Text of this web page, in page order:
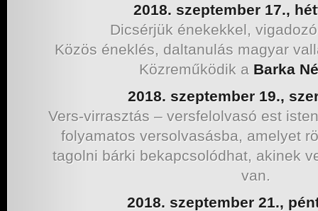
2018. szeptember 17.,
Dicsérjük énekekkel,
Közös éneklés, daltanulás magyar
Közreműködik a Barka
2018. szeptember 19.,
Vers-virrasztás – versfelolvasó est
folyamatos versolvasásba, amelyet
tagolni bárki bekapcsolódhat, akinek
van.
2018. szeptember 21.,